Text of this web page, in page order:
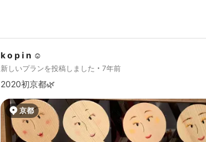
k o p i n ☺︎
新しいプランを投稿しました 7年前
2020初京都🌿
京都